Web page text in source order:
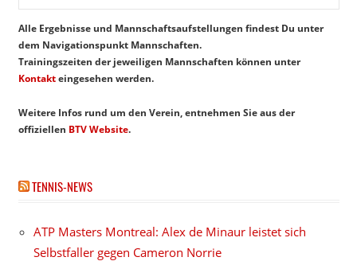
Alle Ergebnisse und Mannschaftsaufstellungen findest Du unter
dem Navigationspunkt Mannschaften.
Trainingszeiten der jeweiligen Mannschaften können unter
Kontakteingesehen werden.
Weitere Infos rund um den Verein, entnehmen Sie aus der
offiziellen BTV Website.
TENNIS-NEWS
ATP Masters Montreal: Alex de Minaur leistet sich
Selbstfaller gegen Cameron Norrie